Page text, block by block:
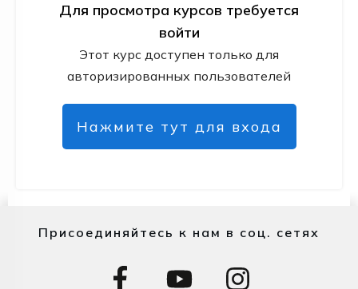
Для просмотра курсов требуется
войти
Этот курс доступен только для
авторизированных пользователей
Нажмите тут для входа
Присоединяйтесь к нам в соц. сетях